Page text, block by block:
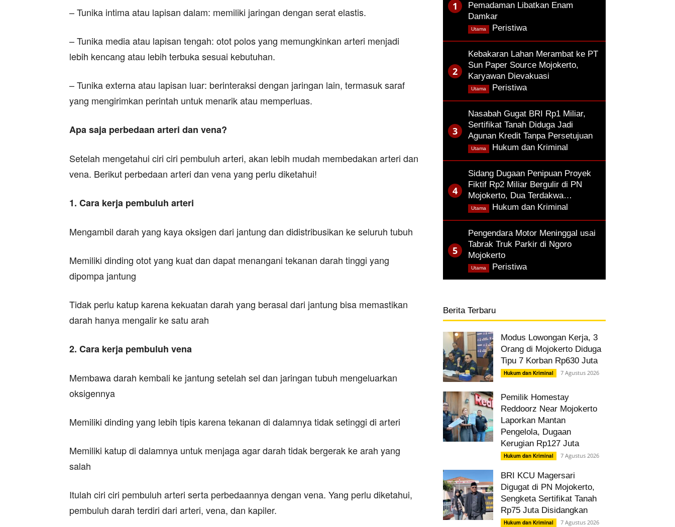
– Tunika intima atau lapisan dalam: memiliki jaringan dengan serat elastis.
– Tunika media atau lapisan tengah: otot polos yang memungkinkan arteri menjadi
lebih kencang atau lebih terbuka sesuai kebutuhan.
– Tunika externa atau lapisan luar: berinteraksi dengan jaringan lain, termasuk saraf
yang mengirimkan perintah untuk menarik atau memperluas.
Apa saja perbedaan arteri dan vena?
Setelah mengetahui ciri ciri pembuluh arteri, akan lebih mudah membedakan arteri dan
vena. Berikut perbedaan arteri dan vena yang perlu diketahui!
1. Cara kerja pembuluh arteri
Mengambil darah yang kaya oksigen dari jantung dan didistribusikan ke seluruh tubuh
Memiliki dinding otot yang kuat dan dapat menangani tekanan darah tinggi yang
dipompa jantung
Tidak perlu katup karena kekuatan darah yang berasal dari jantung bisa memastikan
darah hanya mengalir ke satu arah
2. Cara kerja pembuluh vena
Membawa darah kembali ke jantung setelah sel dan jaringan tubuh mengeluarkan
oksigennya
Memiliki dinding yang lebih tipis karena tekanan di dalamnya tidak setinggi di arteri
Memiliki katup di dalamnya untuk menjaga agar darah tidak bergerak ke arah yang
salah
Itulah ciri ciri pembuluh arteri serta perbedaannya dengan vena. Yang perlu diketahui,
pembuluh darah terdiri dari arteri, vena, dan kapiler.
Pemadaman Libatkan Enam
Damkar
Peristiwa,
Utama
Kebakaran Lahan Merambat ke PT
Sun Paper Source Mojokerto,
Karyawan Dievakuasi
Peristiwa,
Utama
Nasabah Gugat BRI Rp1 Miliar,
Sertifikat Tanah Diduga Jadi
Agunan Kredit Tanpa Persetujuan
Hukum dan Kriminal
Utama
Sidang Dugaan Penipuan Proyek
Fiktif Rp2 Miliar Bergulir di PN
Mojokerto, Dua Terdakwa…
Hukum dan Kriminal
Utama
Pengendara Motor Meninggal usai
Tabrak Truk Parkir di Ngoro
Mojokerto
Peristiwa,
Utama
Berita Terbaru
Modus Lowongan Kerja, 3
Orang di Mojokerto Diduga
Tipu 7 Korban Rp630 Juta
Hukum dan Kriminal 7 Agustus 2026
Pemilik Homestay
Reddoorz Near Mojokerto
Laporkan Mantan
Pengelola, Dugaan
Kerugian Rp127 Juta
Hukum dan Kriminal 7 Agustus 2026
BRI KCU Magersari
Digugat di PN Mojokerto,
Sengketa Sertifikat Tanah
Rp75 Juta Disidangkan
Hukum dan Kriminal 7 Agustus 2026